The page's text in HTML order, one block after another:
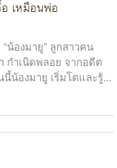
เหมือนพ่อ
น้องมายู” ลูกสาวคน
กำเนิดพลอย จากอดีต
น้องมายู เริ่มโตและรู้...